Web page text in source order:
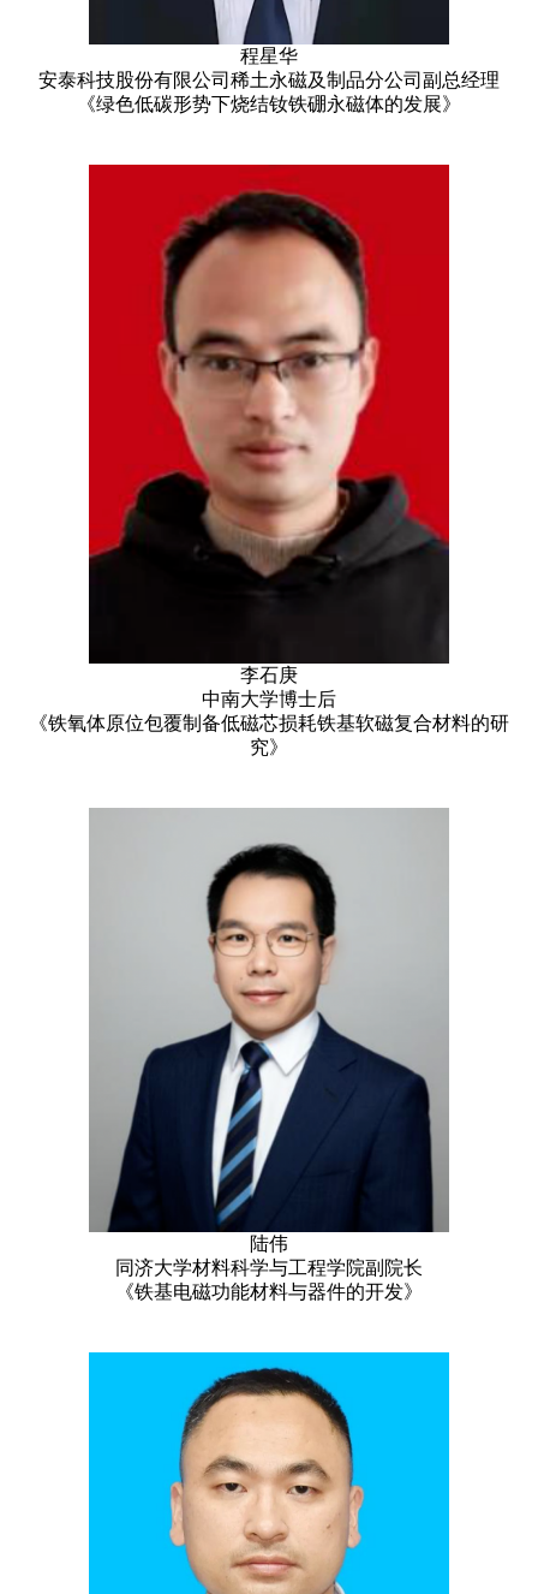
程星华
安泰科技股份有限公司稀土永磁及制品分公司副总经理
《绿色低碳形势下烧结钕铁硼永磁体的发展》
李石庚
中南大学博士后
《铁氧体原位包覆制备低磁芯损耗铁基软磁复合材料的研
究》
陆伟
同济大学材料科学与工程学院副院长
《铁基电磁功能材料与器件的开发》